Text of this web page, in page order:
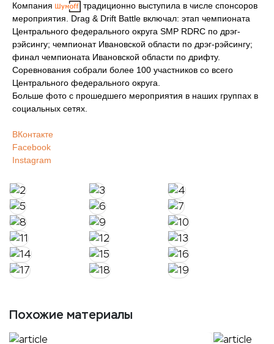
Компания
традиционно выступила в числе спонсоров
мероприятия. Drag & Drift Battle включал: этап чемпионата
Центрального федерального округа SMP RDRC по дрэг-
рэйсингу; чемпионат Ивановской области по дрэг-рэйсингу;
финал чемпионата Ивановской области по дрифту.
Соревнования собрали более 100 участников со всего
Центрального федерального округа.
Больше фото с прошедшего мероприятия в наших группах в
социальных сетях.
ВКонтакте
Facebook
Instagram
Похожие материалы